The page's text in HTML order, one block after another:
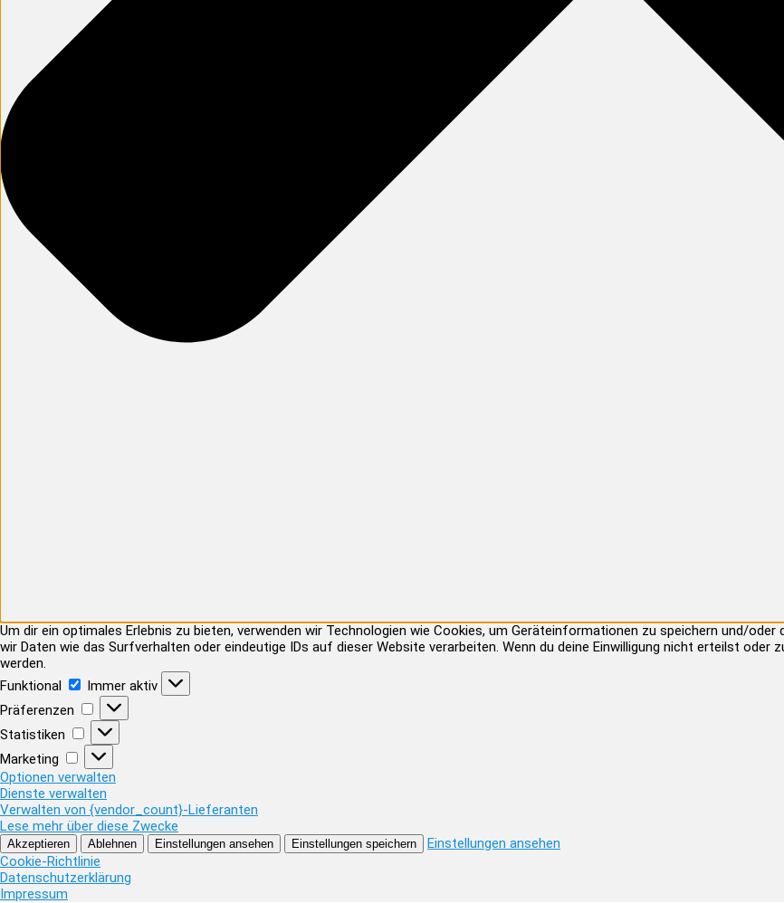
Um dir ein optimales Erlebnis zu bieten, verwenden wir Technologien wie Cookies, um Geräteinformationen zu speichern und/
wir Daten wie das Surfverhalten oder eindeutige IDs auf dieser Website verarbeiten. Wenn du deine Einwilligung nicht erteilst
werden.
Funktional
Funktional
Immer aktiv
Präferenzen
Präferenzen
Statistiken
Statistiken
Marketing
Marketing
Optionen verwalten
Dienste verwalten
Verwalten von {vendor_count}-Lieferanten
Lese mehr über diese Zwecke
Akzeptieren Ablehnen Einstellungen ansehen Einstellungen speichern
Einstellungen ansehen
Cookie-Richtlinie
Datenschutzerklärung
Impressum